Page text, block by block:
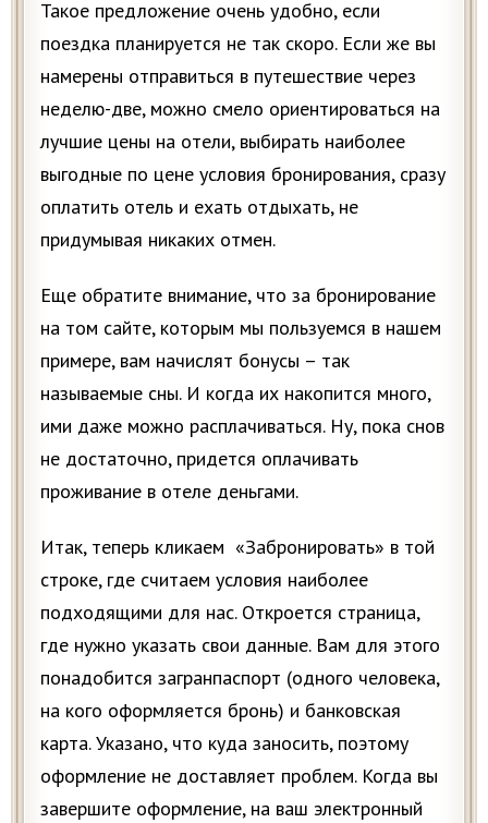
Такое предложение очень удобно, если
поездка планируется не так скоро. Если же вы
намерены отправиться в путешествие через
неделю-две, можно смело ориентироваться на
лучшие цены на отели, выбирать наиболее
выгодные по цене условия бронирования, сразу
оплатить отель и ехать отдыхать, не
придумывая никаких отмен.
Еще обратите внимание, что за бронирование
на том сайте, которым мы пользуемся в нашем
примере, вам начислят бонусы – так
называемые сны. И когда их накопится много,
ими даже можно расплачиваться. Ну, пока снов
не достаточно, придется оплачивать
проживание в отеле деньгами.
Итак, теперь кликаем «Забронировать» в той
строке, где считаем условия наиболее
подходящими для нас. Откроется страница,
где нужно указать свои данные. Вам для этого
понадобится загранпаспорт (одного человека,
на кого оформляется бронь) и банковская
карта. Указано, что куда заносить, поэтому
оформление не доставляет проблем. Когда вы
завершите оформление, на ваш электронный